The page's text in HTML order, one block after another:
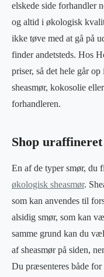
elskede side forhandler
og altid i økologisk
ikke tøve med at gå på
finder andetsteds. Hos
priser, så det hele går
sheasmør, kokosolie
forhandleren.
Shop
En af de typer smør, du
økologisk sheasmør.
som kan anvendes til
alsidig smør, som kan
samme grund kan du
af sheasmør på siden,
Du præsenteres både